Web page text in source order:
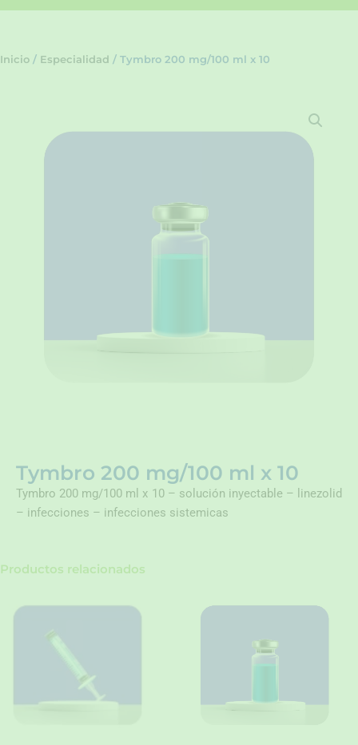
Inicio / Especialidad / Tymbro 200 mg/100 ml x 10
Tymbro 200 mg/100 ml x 10
Tymbro 200 mg/100 ml x 10 – solución inyectable – linezolid
– infecciones – infecciones sistemicas
Productos relacionados